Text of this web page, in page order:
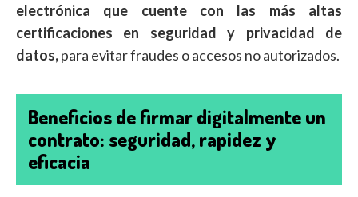
electrónica que cuente con las más altas
certificaciones en seguridad y privacidad de
datos,para evitar fraudes o accesos no autorizados.
Beneficios de firmar digitalmente un
contrato: seguridad, rapidez y
eficacia